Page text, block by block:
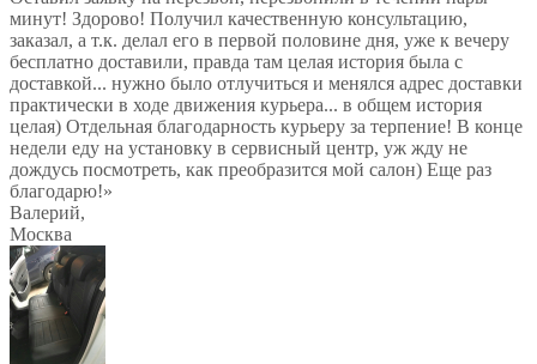
минут! Здорово! Получил качественную консультацию,
заказал, а т.к. делал его в первой половине дня, уже к вечеру
бесплатно доставили, правда там целая история была с
доставкой... нужно было отлучиться и менялся адрес доставки
практически в ходе движения курьера... в общем история
целая) Отдельная благодарность курьеру за терпение! В конце
недели еду на установку в сервисный центр, уж жду не
дождусь посмотреть, как преобразится мой салон) Еще раз
благодарю!»
Валерий,
Москва